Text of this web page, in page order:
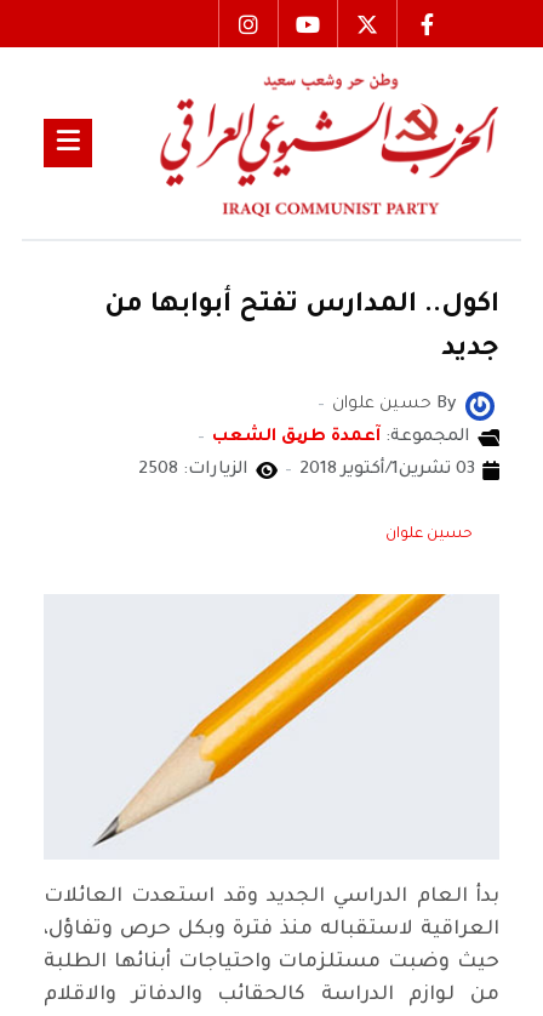
اكول.. المدارس تفتح أبوابها من
جديد
By حسين علوان
المجموعة: آعمدة طریق الشعب
03 تشرين1/أكتوير 2018
الزيارات: 2508
حسين علوان
بدأ العام الدراسي الجديد وقد استعدت العائلات
العراقية لاستقباله منذ فترة وبكل حرص وتفاؤل،
حيث وضبت مستلزمات واحتياجات أبنائها الطلبة
من لوازم الدراسة كالحقائب والدفاتر والاقلام